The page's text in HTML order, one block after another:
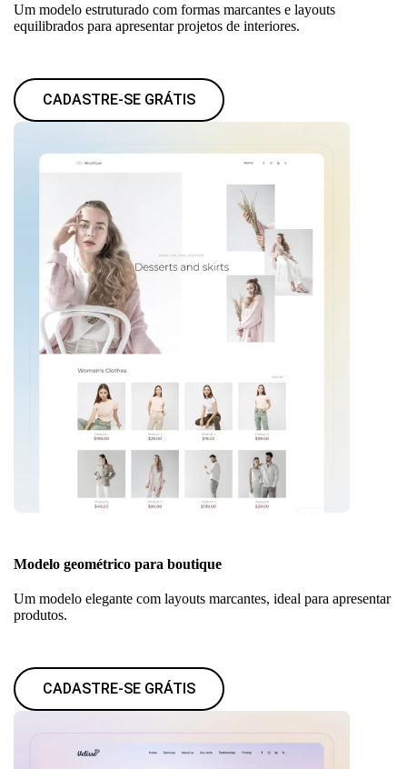
Um modelo estruturado com formas marcantes e layouts
equilibrados para apresentar projetos de interiores.
CADASTRE-SE GRÁTIS
Modelo geométrico para boutique
Um modelo elegante com layouts marcantes, ideal para apresentar
produtos.
CADASTRE-SE GRÁTIS